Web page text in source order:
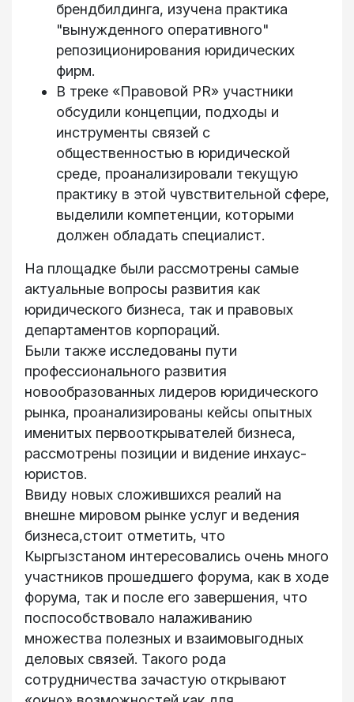
брендбилдинга, изучена практика
"вынужденного оперативного"
репозиционирования юридических
фирм.
В треке «Правовой PR» участники
обсудили концепции, подходы и
инструменты связей с
общественностью в юридической
среде, проанализировали текущую
практику в этой чувствительной сфере,
выделили компетенции, которыми
должен обладать специалист.
На площадке были рассмотрены самые
актуальные вопросы развития как
юридического бизнеса, так и правовых
департаментов корпораций.
Были также исследованы пути
профессионального развития
новообразованных лидеров юридического
рынка, проанализированы кейсы опытных
именитых первооткрывателей бизнеса,
рассмотрены позиции и видение инхаус-
юристов.
Ввиду новых сложившихся реалий на
внешне мировом рынке услуг и ведения
бизнеса,стоит отметить, что
Кыргызстаном интересовались очень много
участников прошедшего форума, как в ходе
форума, так и после его завершения, что
поспособствовало налаживанию
множества полезных и взаимовыгодных
деловых связей. Такого рода
сотрудничества зачастую открывают